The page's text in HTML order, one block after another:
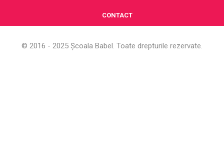
CONTACT
© 2016 - 2025 Școala Babel. Toate drepturile rezervate.